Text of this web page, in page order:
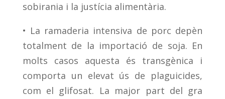
sobirania i la justícia alimentària.
• La ramaderia intensiva de porc depèn
totalment de la importació de soja. En
molts casos aquesta és transgènica i
comporta un elevat ús de plaguicides,
com el glifosat. La major part del gra